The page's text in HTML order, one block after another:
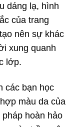
dáng lạ, hình
của trang
nên sự khác
xung quanh
lớp.
các bạn học
màu da của
hoàn hảo